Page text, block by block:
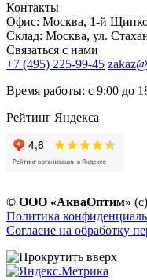
Контакты
Офис: Москва, 1-й
Склад: Москва, ул.
Связаться с нами
+7 (495) 225-99-45
Время работы: с 9:00 до
Рейтинг Яндекса
© ООО «АкваОптим»
Политика
Согласие на обработку